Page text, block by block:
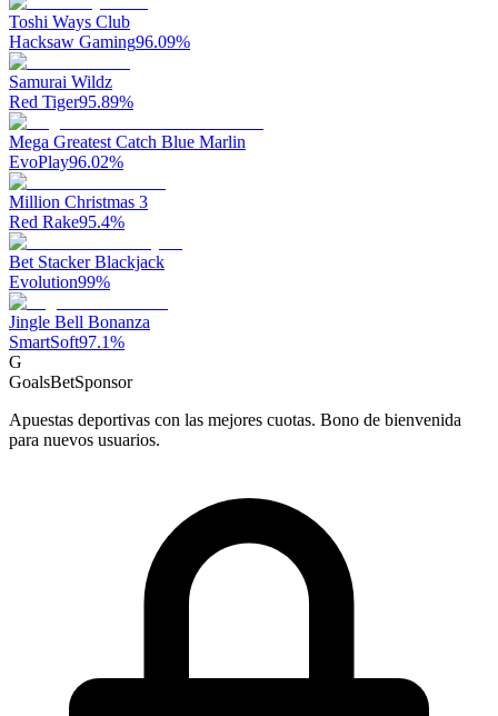
Toshi Ways Club
Hacksaw Gaming96.09%
Samurai Wildz
Red Tiger95.89%
Mega Greatest Catch Blue Marlin
EvoPlay96.02%
Million Christmas 3
Red Rake95.4%
Bet Stacker Blackjack
Evolution99%
Jingle Bell Bonanza
SmartSoft97.1%
G
GoalsBetSponsor
Apuestas deportivas con las mejores cuotas. Bono de bienvenida
para nuevos usuarios.